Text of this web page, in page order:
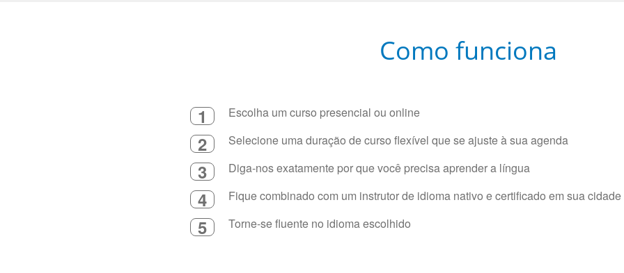
Como funciona
1 Escolha um curso presencial ou online
2 Selecione uma duração de curso flexível que se ajuste à sua agenda
3 Diga-nos exatamente por que você precisa aprender a língua
4 Fique combinado com um instrutor de idioma nativo e certificado em sua
5 Torne-se fluente no idioma escolhido